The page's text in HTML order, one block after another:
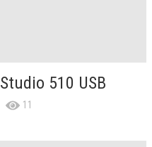
510 USB
11